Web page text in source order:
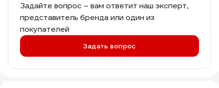
Задайте вопрос – вам ответит наш эксперт,
представитель бренда или один из
покупателей
Задать вопрос